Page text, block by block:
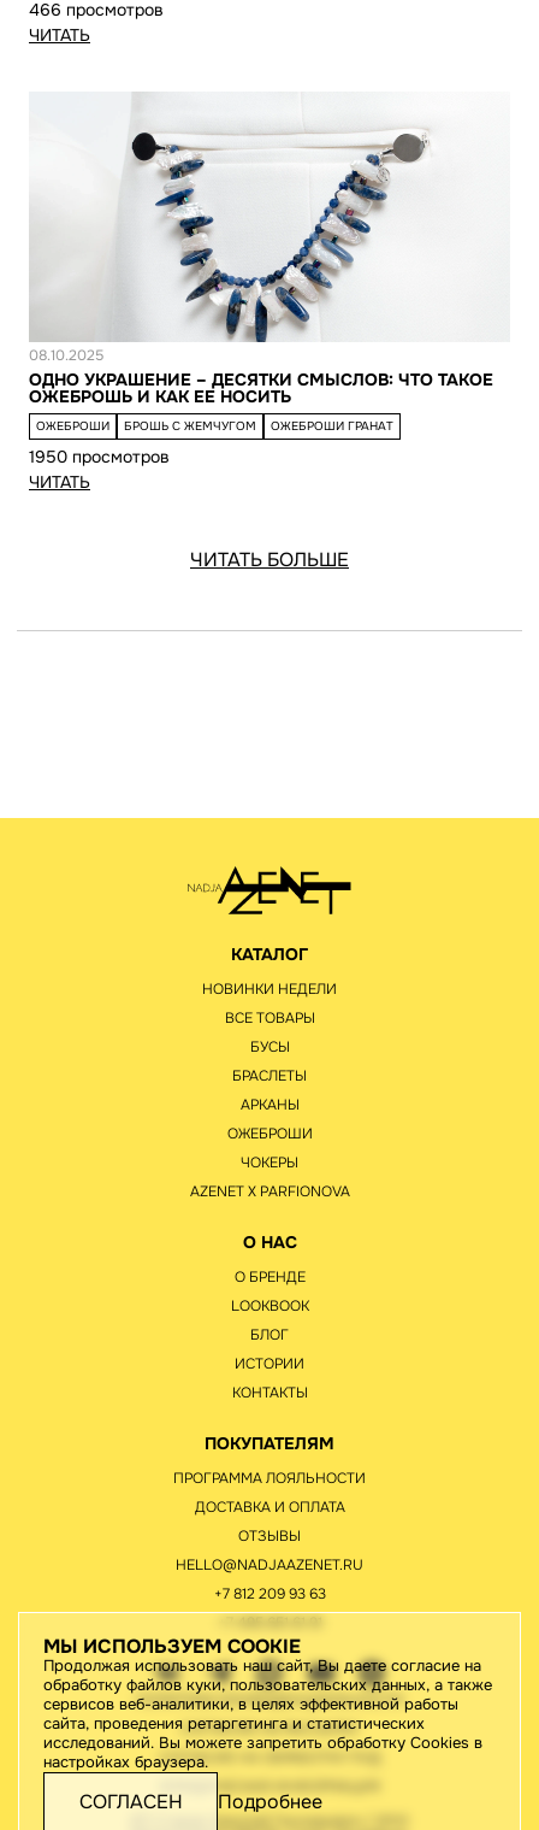
466 просмотров
ЧИТАТЬ
Новость
08.10.2025
ОДНО УКРАШЕНИЕ – ДЕСЯТКИ СМЫСЛОВ: ЧТО ТАКОЕ
ОЖЕБРОШЬ И КАК ЕЕ НОСИТЬ
ОЖЕБРОШИ БРОШЬ С ЖЕМЧУГОМ ОЖЕБРОШИ ГРАНАТ
1950 просмотров
ЧИТАТЬ
ЧИТАТЬ БОЛЬШЕ
МЫ ИСПОЛЬЗУЕМ COOKIE
Продолжая использовать наш сайт, Вы даете согласие на
обработку файлов куки, пользовательских данных, а также
сервисов веб-аналитики, в целях эффективной работы
сайта, проведения ретаргетинга и статистических
исследований. Вы можете запретить обработку Cookies в
настройках браузера.
СОГЛАСЕН Подробнее
КАТАЛОГ
НОВИНКИ НЕДЕЛИ
ВСЕ ТОВАРЫ
БУСЫ
БРАСЛЕТЫ
АРКАНЫ
ОЖЕБРОШИ
ЧОКЕРЫ
AZENET Х PARFIONOVA
О НАС
О БРЕНДЕ
LOOKBOOK
БЛОГ
ИСТОРИИ
КОНТАКТЫ
ПОКУПАТЕЛЯМ
ПРОГРАММА ЛОЯЛЬНОСТИ
ДОСТАВКА И ОПЛАТА
ОТЗЫВЫ
HELLO@NADJAAZENET.RU
+7 812 209 93 63
ПОЛИТИКА КОНФИДЕНЦИАЛЬНОСТИ
СОГЛАСИЕ НА РАССЫЛКУ
СОГЛАСИЕ НА ОБРАБОТКУ ПНД
ИП Старов Николай Геннадьевич / ИНН